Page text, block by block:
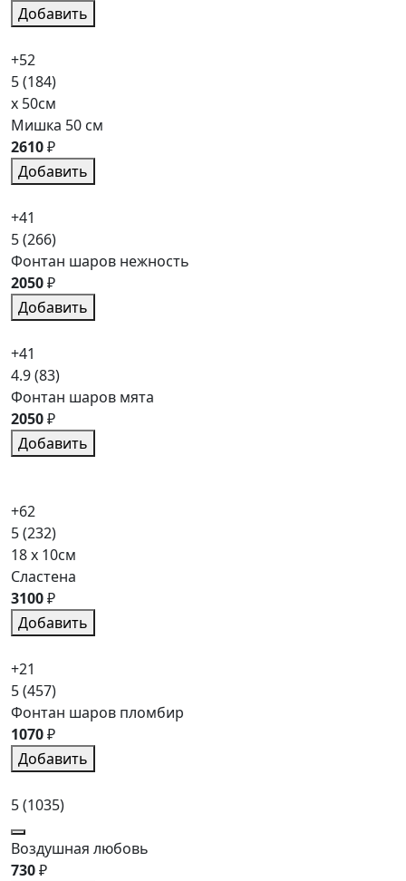
Добавить
+52
5(184)
x 50см
Мишка 50 см
2610₽
Добавить
+41
5(266)
Фонтан шаров нежность
2050₽
Добавить
+41
4.9(83)
Фонтан шаров мята
2050₽
Добавить
+62
5(232)
18 x 10см
Сластена
3100₽
Добавить
+21
5(457)
Фонтан шаров пломбир
1070₽
Добавить
5(1035)
Воздушная любовь
730₽